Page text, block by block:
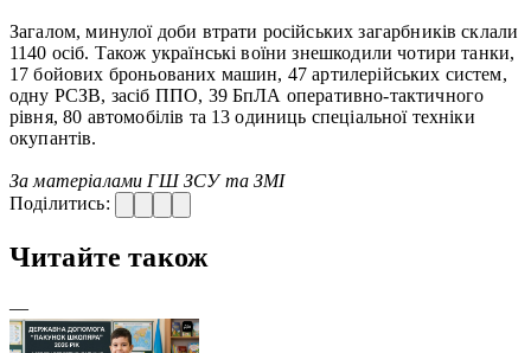
Загалом, минулої доби втрати російських загарбників склали
1140 осіб. Також українські воїни знешкодили чотири танки,
17 бойових броньованих машин, 47 артилерійських систем,
одну РСЗВ, засіб ППО, 39 БпЛА оперативно-тактичного
рівня, 80 автомобілів та 13 одиниць спеціальної техніки
окупантів.
За матеріалами ГШ ЗСУ та ЗМІ
Поділитись:
Читайте також
—